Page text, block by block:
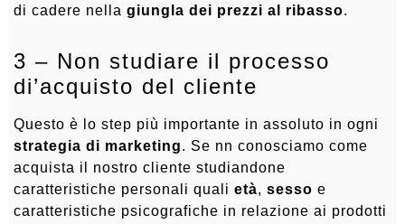
di cadere nella giungla dei prezzi al ribasso.
3 – Non studiare il processo
di’acquisto del cliente
Questo è lo step più importante in assoluto in ogni
strategia di marketing. Se nn conosciamo come
acquista il nostro cliente studiandone
caratteristiche personali quali età, sesso e
caratteristiche psicografiche in relazione ai prodotti